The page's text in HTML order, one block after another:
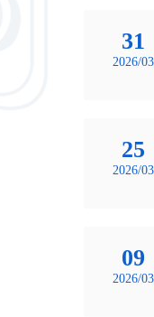
31
2026/03
25
2026/03
09
2026/03